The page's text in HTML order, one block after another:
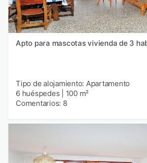
Apto para mascotas vivienda de 3
Tipo de alojamiento: Apartamento
6 huéspedes
100 m²
Comentarios: 8